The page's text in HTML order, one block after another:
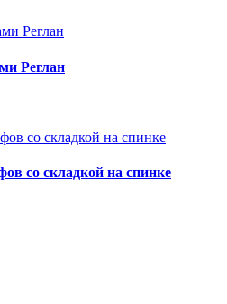
Реглан
со складкой на спинке